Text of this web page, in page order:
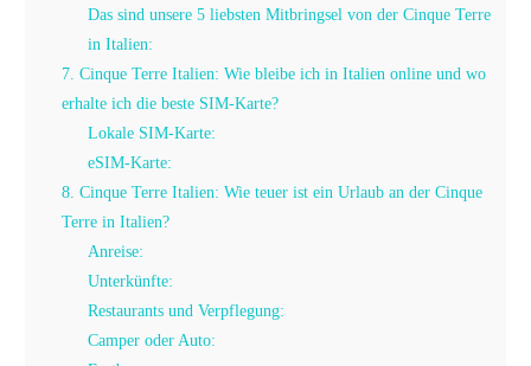
Das sind unsere 5 liebsten Mitbringsel von der Cinque Terre
in Italien:
7. Cinque Terre Italien: Wie bleibe ich in Italien online und wo
erhalte ich die beste SIM-Karte?
Lokale SIM-Karte:
eSIM-Karte:
8. Cinque Terre Italien: Wie teuer ist ein Urlaub an der Cinque
Terre in Italien?
Anreise:
Unterkünfte:
Restaurants und Verpflegung:
Camper oder Auto: